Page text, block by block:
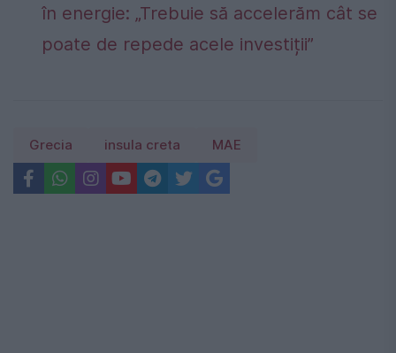
în energie: „Trebuie să accelerăm cât se
poate de repede acele investiții”
Grecia insula creta MAE